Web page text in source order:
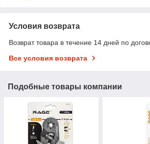
Условия возврата
Возврат товара в течение 14 дней по
Все условия возврата
Подобные товары компании